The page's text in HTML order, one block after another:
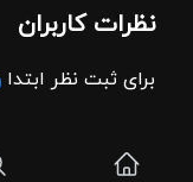
نظرات کاربران
برای ثبت نظر ابتدا